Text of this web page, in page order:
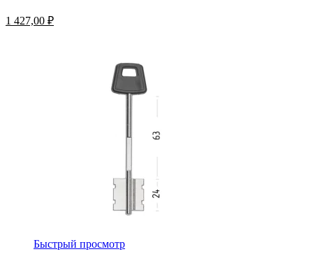
1 427,00 ₽
Быстрый просмотр